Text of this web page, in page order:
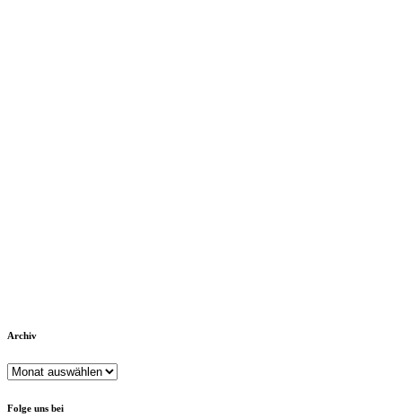
Archiv
Archiv
Folge uns bei